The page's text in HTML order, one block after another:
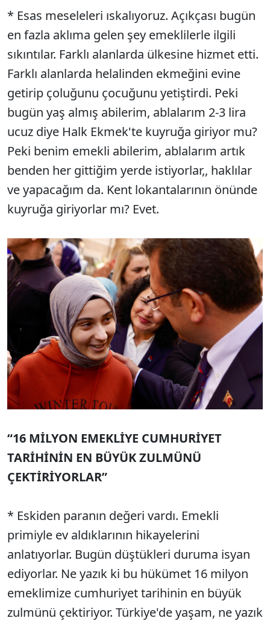
* Esas meseleleri ıskalıyoruz. Açıkçası bugün
en fazla aklıma gelen şey emeklilerle ilgili
sıkıntılar. Farklı alanlarda ülkesine hizmet etti.
Farklı alanlarda helalinden ekmeğini evine
getirip çoluğunu çocuğunu yetiştirdi. Peki
bugün yaş almış abilerim, ablalarım 2-3 lira
ucuz diye Halk Ekmek'te kuyruğa giriyor mu?
Peki benim emekli abilerim, ablalarım artık
benden her gittiğim yerde istiyorlar,, haklılar
ve yapacağım da. Kent lokantalarının önünde
kuyruğa giriyorlar mı? Evet.
“16 MİLYON EMEKLİYE CUMHURİYET
TARİHİNİN EN BÜYÜK ZULMÜNÜ
ÇEKTİRİYORLAR”
* Eskiden paranın değeri vardı. Emekli
primiyle ev aldıklarının hikayelerini
anlatıyorlar. Bugün düştükleri duruma isyan
ediyorlar. Ne yazık ki bu hükümet 16 milyon
emeklimize cumhuriyet tarihinin en büyük
zulmünü çektiriyor. Türkiye'de yaşam, ne yazık